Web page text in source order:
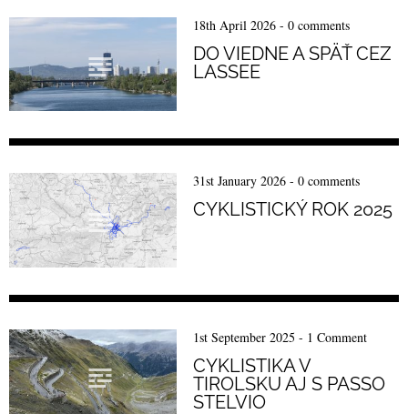
18th April 2026 - 0 comments
DO VIEDNE A SPÄŤ CEZ
LASSEE
31st January 2026 - 0 comments
CYKLISTICKÝ ROK 2025
1st September 2025 - 1 Comment
CYKLISTIKA V
TIROLSKU AJ S PASSO
STELVIO